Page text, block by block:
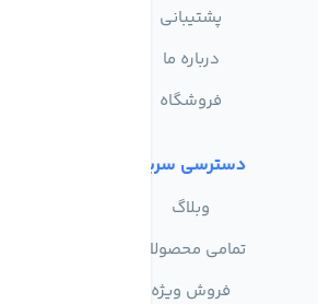
پشتیبانی
درباره ما
فروشگاه
دسترسی سریع
وبلاگ
تمامی محصولات
فروش ویژه